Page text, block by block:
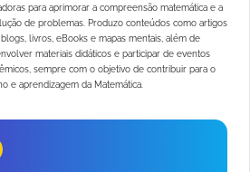
para aprimorar a compreensão matemática e a
de problemas. Produzo conteúdos como artigos
livros, eBooks e mapas mentais, além de
materiais didáticos e participar de eventos
sempre com o objetivo de contribuir para o
e aprendizagem da Matemática.